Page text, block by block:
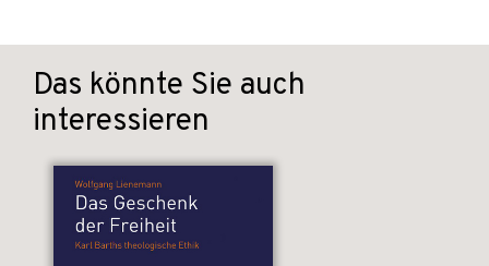
Das könnte Sie auch
interessieren